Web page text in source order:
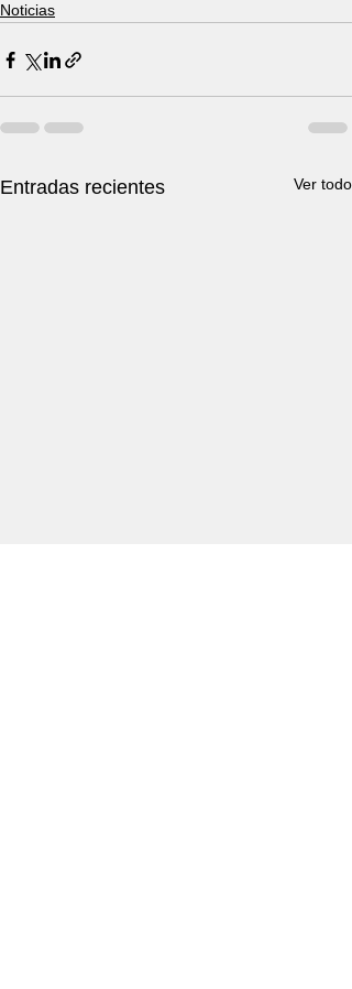
Noticias
Entradas recientes Ver todo